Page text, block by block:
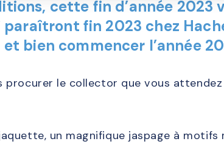
cette fin d’année 2023
fin 2023 chez
bien commencer l’année
procurer le collector que vous
un magnifique jaspage à